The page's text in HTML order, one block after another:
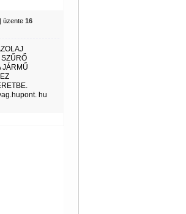
üzente 16
SZŰRŐ
JÁRMŰ
hu